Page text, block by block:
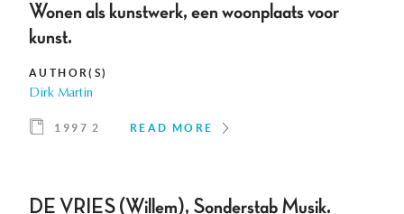
Wonen als kunstwerk, een woonplaats voor
kunst.
AUTHOR(S)
Dirk Martin
1997 2 READ MORE
DE VRIES (Willem), Sonderstab Musik.